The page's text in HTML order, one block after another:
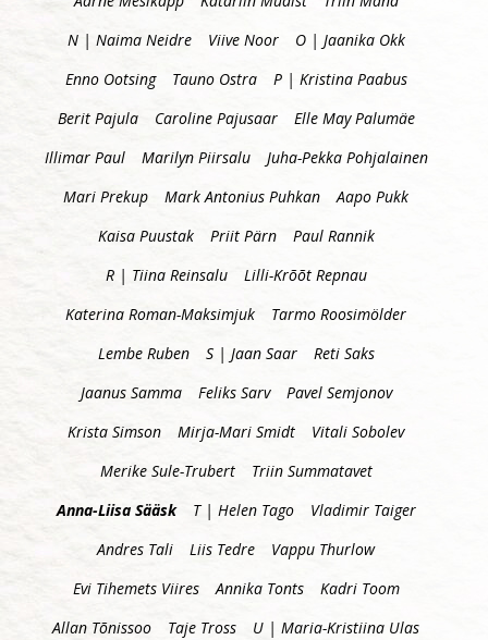
N | Naima Neidre
Viive Noor
O | Jaanika Okk
Enno Ootsing
Tauno Ostra
P | Kristina Paabus
Berit Pajula
Caroline Pajusaar
Elle May Palumäe
Illimar Paul
Marilyn Piirsalu
Juha-Pekka Pohjalainen
Mari Prekup
Mark Antonius Puhkan
Aapo Pukk
Kaisa Puustak
Priit Pärn
Paul Rannik
R | Tiina Reinsalu
Lilli-Krõõt Repnau
Katerina Roman-Maksimjuk
Tarmo Roosimölder
Lembe Ruben
S | Jaan Saar
Reti Saks
Jaanus Samma
Feliks Sarv
Pavel Semjonov
Krista Simson
Mirja-Mari Smidt
Vitali Sobolev
Merike Sule-Trubert
Triin Summatavet
Anna-Liisa Sääsk
T | Helen Tago
Vladimir Taiger
Andres Tali
Liis Tedre
Vappu Thurlow
Evi Tihemets Viires
Annika Tonts
Kadri Toom
Allan Tõnissoo
Taje Tross
U | Maria-Kristiina Ulas